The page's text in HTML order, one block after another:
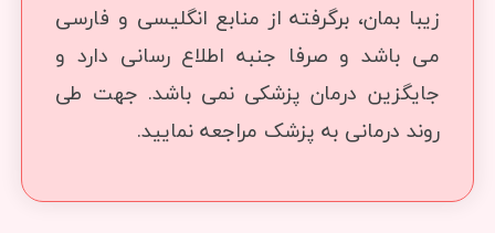
زیبا بمان، برگرفته از منابع انگلیسی و فارسی
می باشد و صرفا جنبه اطلاع رسانی دارد و
جایگزین درمان پزشکی نمی باشد. جهت طی
روند درمانی به پزشک مراجعه نمایید.